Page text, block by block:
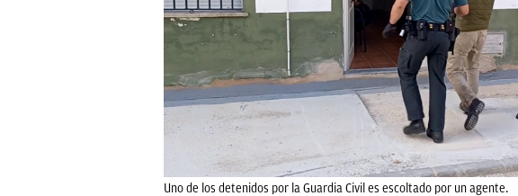
Uno de los detenidos por la Guardia Civil es escoltado por un agente.